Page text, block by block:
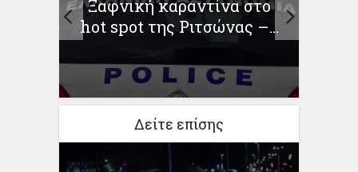
Ξαφνική καραντίνα στο
hot spot της Ριτσώνας –...
Δείτε επίσης